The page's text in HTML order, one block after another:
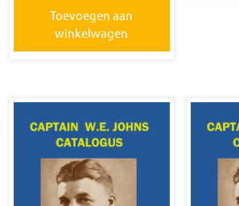
Toevoegen aan
winkelwagen